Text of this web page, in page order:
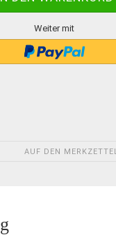
Weiter mit
AUF DEN MERKZETTEL